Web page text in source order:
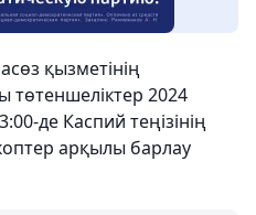
қызметінің
төтеншеліктер 2024
де Каспий теңізінің
арқылы барлау